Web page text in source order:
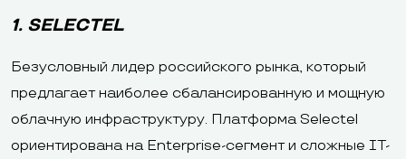
1. SELECTEL
Безусловный лидер российского рынка, который
предлагает наиболее сбалансированную и мощную
облачную инфраструктуру. Платформа Selectel
ориентирована на Enterprise-сегмент и сложные IT-